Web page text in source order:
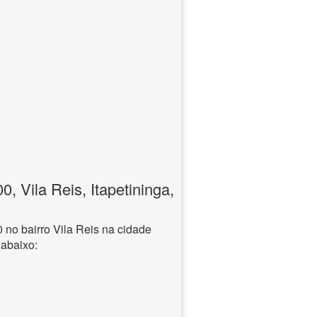
Vila Reis, Itapetininga,
no bairro Vila Reis na cidade